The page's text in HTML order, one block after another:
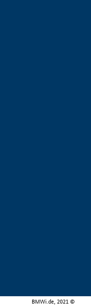
BMWi.de, 2021 ©